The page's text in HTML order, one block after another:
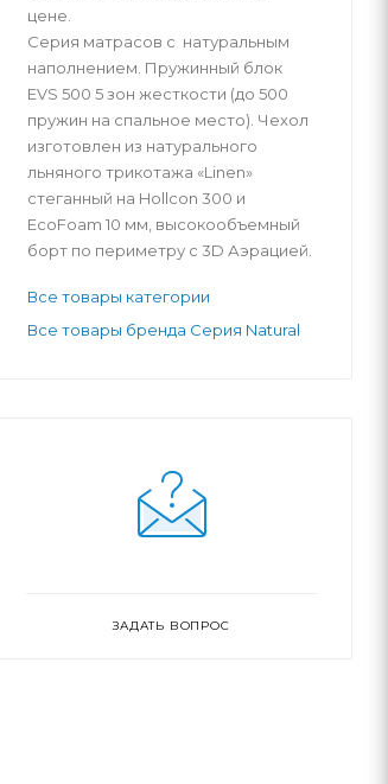
цене.
Серия матрасов с натуральным
наполнением. Пружинный блок
EVS 500 5 зон жесткости (до 500
пружин на спальное место). Чехол
изготовлен из натурального
льняного трикотажа «Linen»
стеганный на Hollcon 300 и
EcoFoam 10 мм, высокообъемный
борт по периметру с 3D Аэрацией.
Все товары категории
Все товары бренда Серия Natural
ЗАДАТЬ ВОПРОС